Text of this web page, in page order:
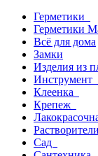
Герметики
Герметики
Всё для дома
Замки
Изделия из
Инструмент
Клеенка
Крепеж
Сад